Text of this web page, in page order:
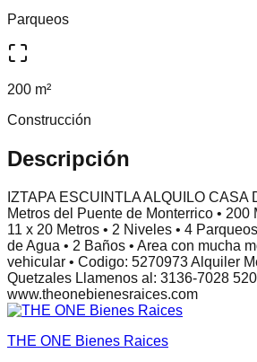
Parqueos
200 m²
Construcción
Descripción
IZTAPA ESCUINTLA ALQUILO CASA
Metros del Puente de Monterrico • 200
11 x 20 Metros • 2 Niveles • 4
de Agua • 2 Baños • Area con mucha
vehicular • Codigo: 5270973 Alquiler
Quetzales Llamenos al: 3136-7028
www.theonebienesraices.com
THE ONE Bienes Raices